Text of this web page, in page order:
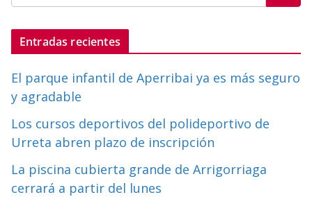
Entradas recientes
El parque infantil de Aperribai ya es más seguro
y agradable
Los cursos deportivos del polideportivo de
Urreta abren plazo de inscripción
La piscina cubierta grande de Arrigorriaga
cerrará a partir del lunes